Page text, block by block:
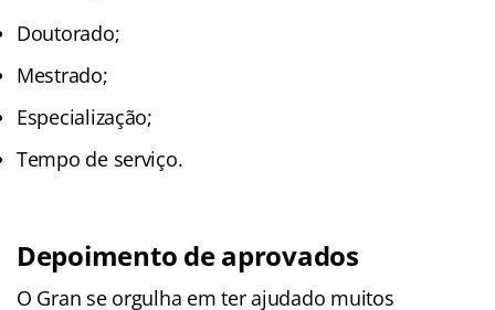
Doutorado;
Mestrado;
Especialização;
Tempo de serviço.
Depoimento de aprovados
O Gran se orgulha em ter ajudado muitos